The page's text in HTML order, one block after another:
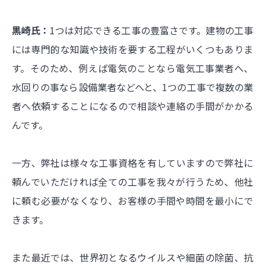
黒崎氏： 1つは対応できる工事の豊富さです。建物の工事
には専門的な知識や技術を要する工程がいくつもありま
す。そのため、例えば電気のことなら電気工事業者へ、
水回りの事なら設備業者などへと、1つの工事で複数の業
者へ依頼することになるので相談や連絡の手間がかかる
んです。
一方、弊社は様々な工事資格を有していますので弊社に
頼んでいただければ全ての工事を我々が行うため、他社
に頼む必要がなくなり、お客様の手間や時間を最小にで
きます。
また最近では、世界初となるウイルスや細菌の除菌、抗